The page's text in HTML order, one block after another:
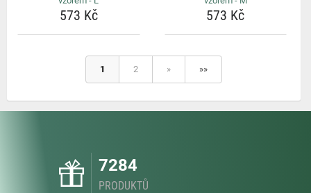
573 Kč 573 Kč
1 2 » »»
7284
PRODUKTŮ